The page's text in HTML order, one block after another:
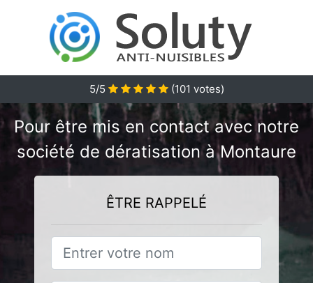
5/5 (101 votes)
Pour être mis en contact avec notre
société de dératisation à Montaure
ÊTRE RAPPELÉ